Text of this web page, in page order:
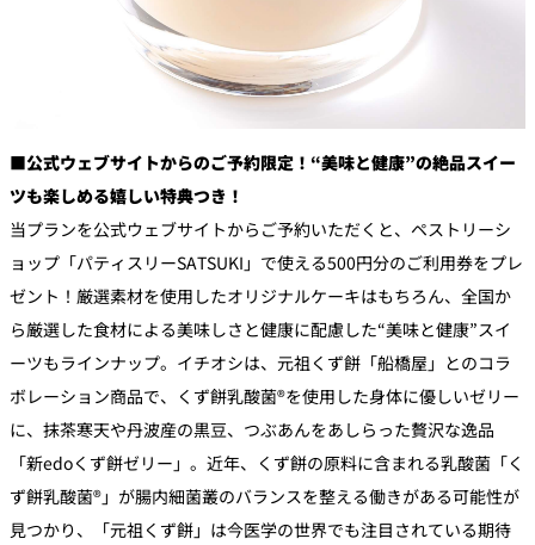
■公式ウェブサイトからのご予約限定！“美味と健康”の絶品スイー
ツも楽しめる嬉しい特典つき！
当プランを公式ウェブサイトからご予約いただくと、ペストリーシ
ョップ「パティスリーSATSUKI」で使える500円分のご利用券をプレ
ゼント！厳選素材を使用したオリジナルケーキはもちろん、全国か
ら厳選した食材による美味しさと健康に配慮した“美味と健康”スイ
ーツもラインナップ。イチオシは、元祖くず餅「船橋屋」とのコラ
ボレーション商品で、くず餅乳酸菌®を使用した身体に優しいゼリー
に、抹茶寒天や丹波産の黒豆、つぶあんをあしらった贅沢な逸品
「新edoくず餅ゼリー」。近年、くず餅の原料に含まれる乳酸菌「く
ず餅乳酸菌®」が腸内細菌叢のバランスを整える働きがある可能性が
見つかり、「元祖くず餅」は今医学の世界でも注目されている期待